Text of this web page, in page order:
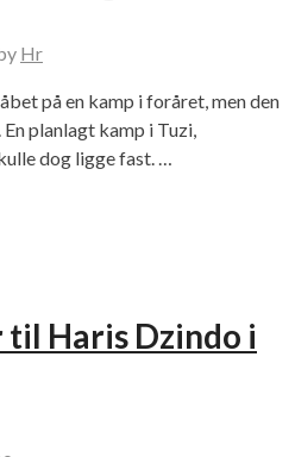
Hr
på en kamp i foråret, men den
planlagt kamp i Tuzi,
dog ligge fast. …
Haris Dzindo i